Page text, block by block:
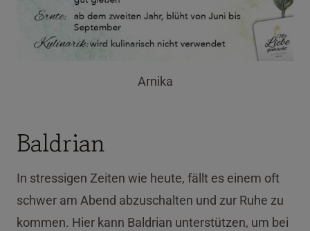
Arnika
Baldrian
In stressigen Zeiten wie heute, fällt es einem oft
schwer am Abend abzuschalten und zur Ruhe zu
kommen. Hier kann Baldrian unterstützen, um bei